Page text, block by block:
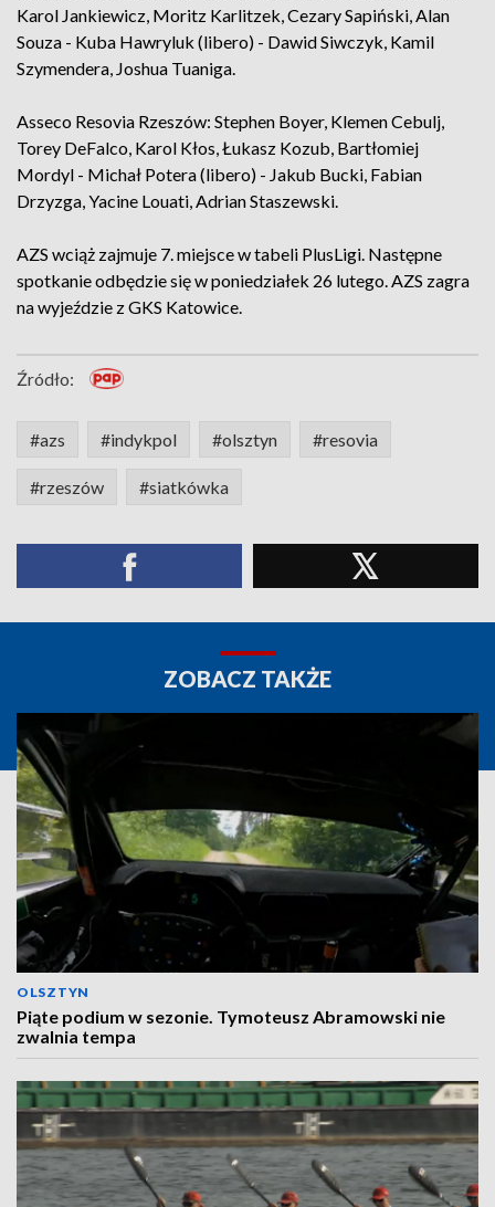
Karol Jankiewicz, Moritz Karlitzek, Cezary Sapiński, Alan
Souza - Kuba Hawryluk (libero) - Dawid Siwczyk, Kamil
Szymendera, Joshua Tuaniga.
Asseco Resovia Rzeszów: Stephen Boyer, Klemen Cebulj,
Torey DeFalco, Karol Kłos, Łukasz Kozub, Bartłomiej
Mordyl - Michał Potera (libero) - Jakub Bucki, Fabian
Drzyzga, Yacine Louati, Adrian Staszewski.
AZS wciąż zajmuje 7. miejsce w tabeli PlusLigi. Następne
spotkanie odbędzie się w poniedziałek 26 lutego. AZS zagra
na wyjeździe z GKS Katowice.
Źródło:
#azs #indykpol #olsztyn #resovia
#rzeszów #siatkówka
ZOBACZ TAKŻE
OLSZTYN
Piąte podium w sezonie. Tymoteusz Abramowski nie
zwalnia tempa